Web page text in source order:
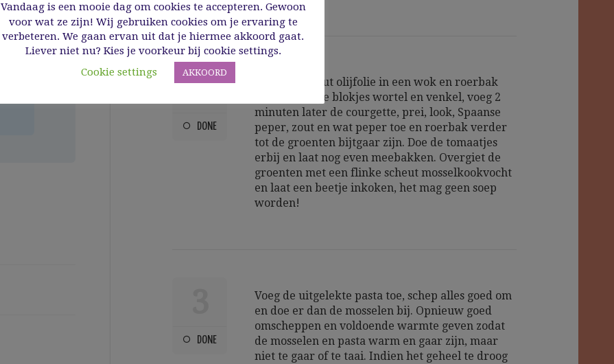
2
DONE
Doe een scheut olijfolie in een wok en roerbak
hierin de fijne blokjes wortel en venkel, voeg 2
minuten later de courgette, prei, look, Spaanse
peper, zout en wat peper toe en roerbak verder
tot de groenten bijtgaar zijn. Doe de tomaatjes
erbij en laat nog even meebakken. Overgiet de
groenten met een flinke scheut mosselkookvocht
en laat een beetje inkoken, het mag geen soep
worden!
DONE
Voeg de uitgelekte pasta toe, schep alles goed om
en doe er dan de mosselen bij. Opnieuw goed
omscheppen en voldoende warmte geven zodat
de mosselen en pasta warm en gaar zijn, maar
niet te gaar of te taai. Indien het geheel te droog
Vandaag is een mooie dag om cookies te accepteren. Gewoon
voor wat ze zijn! Wij gebruiken cookies om je ervaring te
verbeteren. We gaan ervan uit dat je hiermee akkoord gaat.
Liever niet nu? Kies je voorkeur bij cookie settings.
Cookie settings
AKKOORD